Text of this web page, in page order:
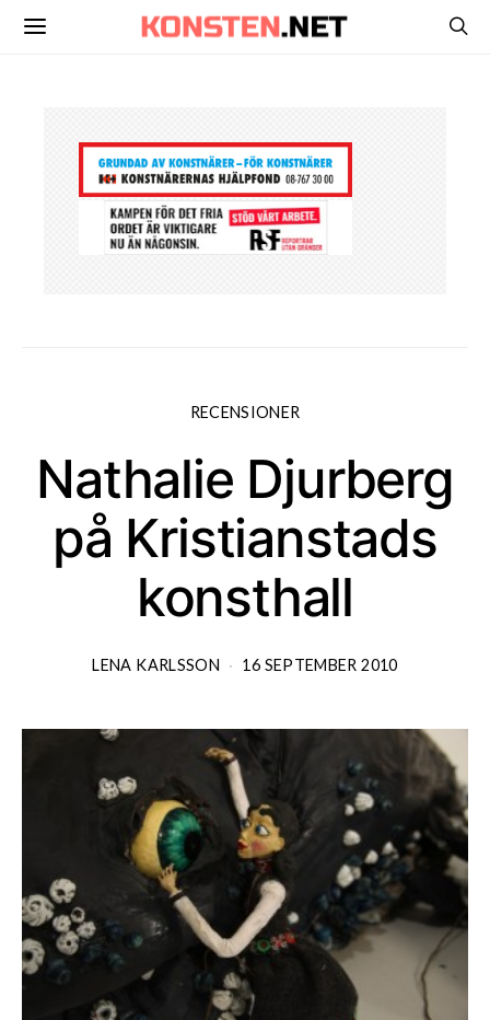
RECENSIONER
Nathalie Djurberg
på Kristianstads
konsthall
LENA KARLSSON 16 SEPTEMBER 2010